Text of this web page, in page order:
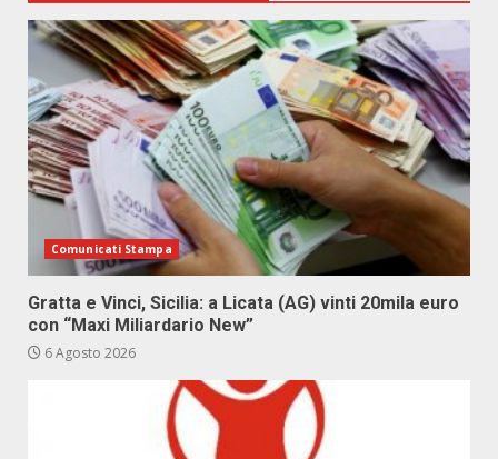
Comunicati Stampa
Gratta e Vinci, Sicilia: a Licata (AG) vinti 20mila euro
con “Maxi Miliardario New”
6 Agosto 2026